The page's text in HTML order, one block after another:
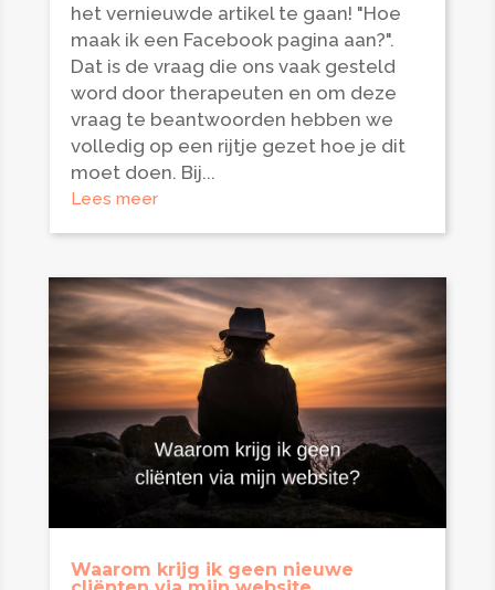
het vernieuwde artikel te gaan! "Hoe
maak ik een Facebook pagina aan?".
Dat is de vraag die ons vaak gesteld
word door therapeuten en om deze
vraag te beantwoorden hebben we
volledig op een rijtje gezet hoe je dit
moet doen. Bij...
Lees meer
Waarom krijg ik geen nieuwe